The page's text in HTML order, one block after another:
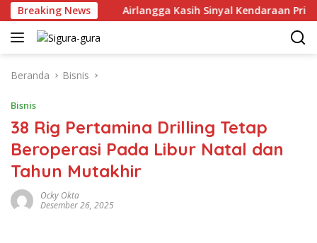
Langsung
ke
konten
Breaking News
2026 Airlangga Kasih Sinyal Kendaraan Pribadi
Beranda Bisnis
Bisnis
38 Rig Pertamina Drilling Tetap
Beroperasi Pada Libur Natal dan
Tahun Mutakhir
Ocky Okta
Desember 26, 2025